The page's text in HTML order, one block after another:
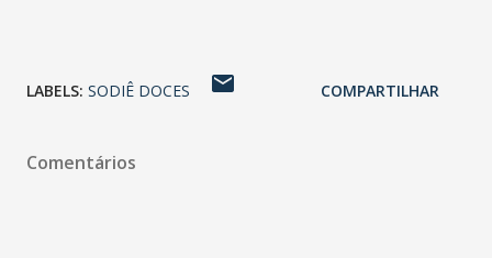
LABELS: SODIÊ DOCES COMPARTILHAR
Comentários